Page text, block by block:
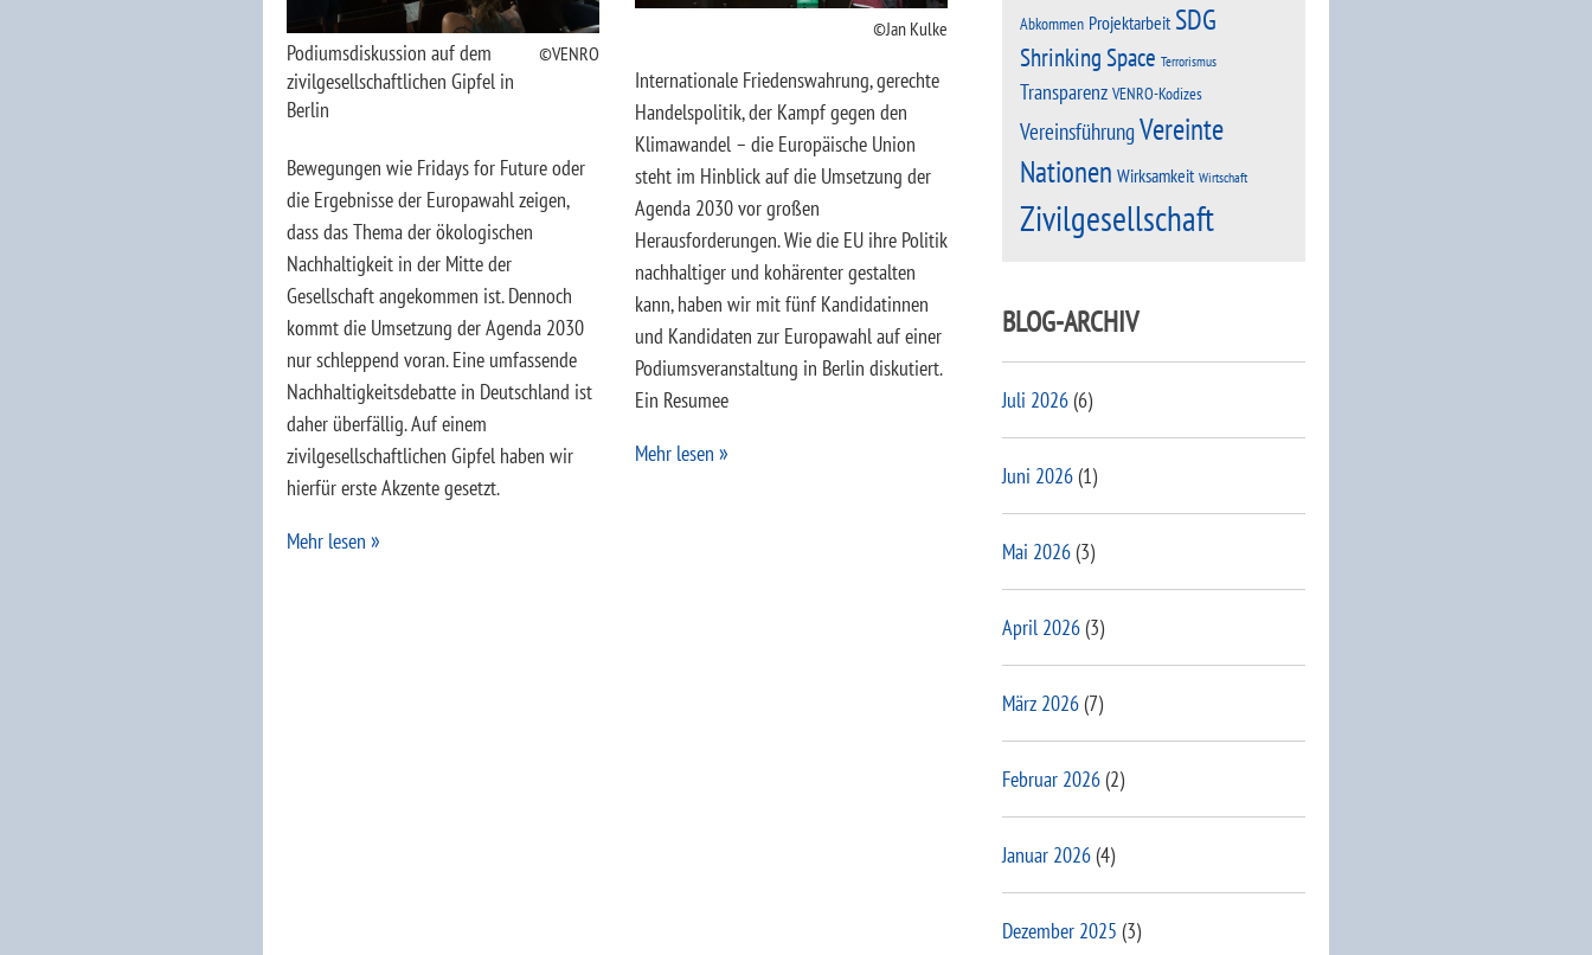
Podiumsdiskussion auf dem
zivilgesellschaftlichen Gipfel in
Berlin
VENRO
Bewegungen wie Fridays for Future oder
die Ergebnisse der Europawahl zeigen,
dass das Thema der ökologischen
Nachhaltigkeit in der Mitte der
Gesellschaft angekommen ist. Dennoch
kommt die Umsetzung der Agenda 2030
nur schleppend voran. Eine umfassende
Nachhaltigkeitsdebatte in Deutschland ist
daher überfällig. Auf einem
zivilgesellschaftlichen Gipfel haben wir
hierfür erste Akzente gesetzt.
Mehr lesen
Jan Kulke
Internationale Friedenswahrung, gerechte
Handelspolitik, der Kampf gegen den
Klimawandel – die Europäische Union
steht im Hinblick auf die Umsetzung der
Agenda 2030 vor großen
Herausforderungen. Wie die EU ihre Politik
nachhaltiger und kohärenter gestalten
kann, haben wir mit fünf Kandidatinnen
und Kandidaten zur Europawahl auf einer
Podiumsveranstaltung in Berlin diskutiert.
Ein Resumee
Mehr lesen
Abkommen Projektarbeit SDG
Shrinking Space Terrorismus
Transparenz VENRO-Kodizes
VereinsführungVereinte
Nationen Wirksamkeit Wirtschaft
Zivilgesellschaft
BLOG-ARCHIV
Juli 2026(6)
Juni 2026(1)
Mai 2026(3)
April 2026(3)
März 2026(7)
Februar 2026(2)
Januar 2026(4)
Dezember 2025 (3)